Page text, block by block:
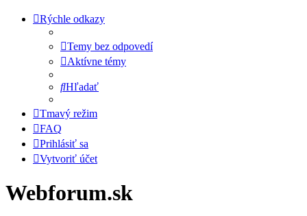
Rýchle odkazy
Temy bez odpovedí
Aktívne témy
Hľadať
Tmavý režim
FAQ
Prihlásiť sa
Vytvoriť účet
Webforum.sk